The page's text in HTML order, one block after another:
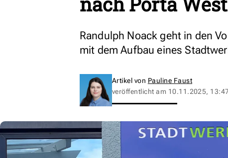
Randulph Noack geht in den
mit dem Aufbau eines
Artikel von Pauline Faust
veröffentlicht am 10.11.2025,